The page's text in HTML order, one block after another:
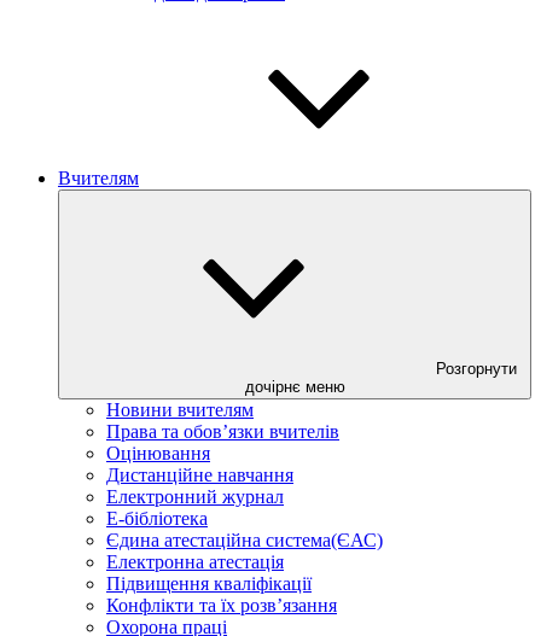
Вчителям
Розгорнути
дочірнє меню
Новини вчителям
Права та обов’язки вчителів
Оцінювання
Дистанційне навчання
Електронний журнал
E-бібліотека
Єдина атестаційна система(ЄАС)
Електронна атестація
Підвищення кваліфікації
Конфлікти та їх розв’язання
Охорона праці